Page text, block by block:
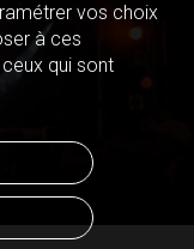
vos choix
à ces
qui sont